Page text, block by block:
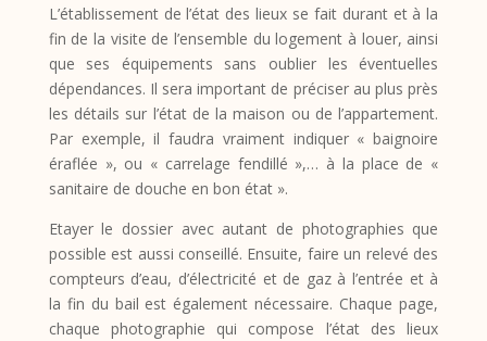
L’établissement de l’état des lieux se fait durant et à la
fin de la visite de l’ensemble du logement à louer, ainsi
que ses équipements sans oublier les éventuelles
dépendances. Il sera important de préciser au plus près
les détails sur l’état de la maison ou de l’appartement.
Par exemple, il faudra vraiment indiquer « baignoire
éraflée », ou « carrelage fendillé »,… à la place de «
sanitaire de douche en bon état ».
Etayer le dossier avec autant de photographies que
possible est aussi conseillé. Ensuite, faire un relevé des
compteurs d’eau, d’électricité et de gaz à l’entrée et à
la fin du bail est également nécessaire. Chaque page,
chaque photographie qui compose l’état des lieux